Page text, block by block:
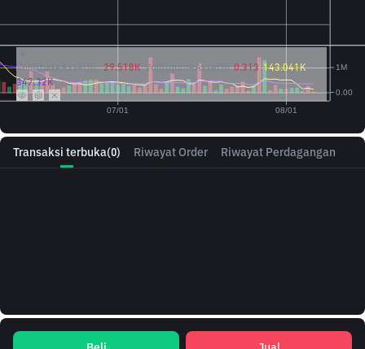
Transaksi terbuka(0) Riwayat Order Riwayat Perdagangan
Vol({{baseAsset}}): 29.518K Vol({{quoteAsset}}) 0.313 143.041K
347.32K